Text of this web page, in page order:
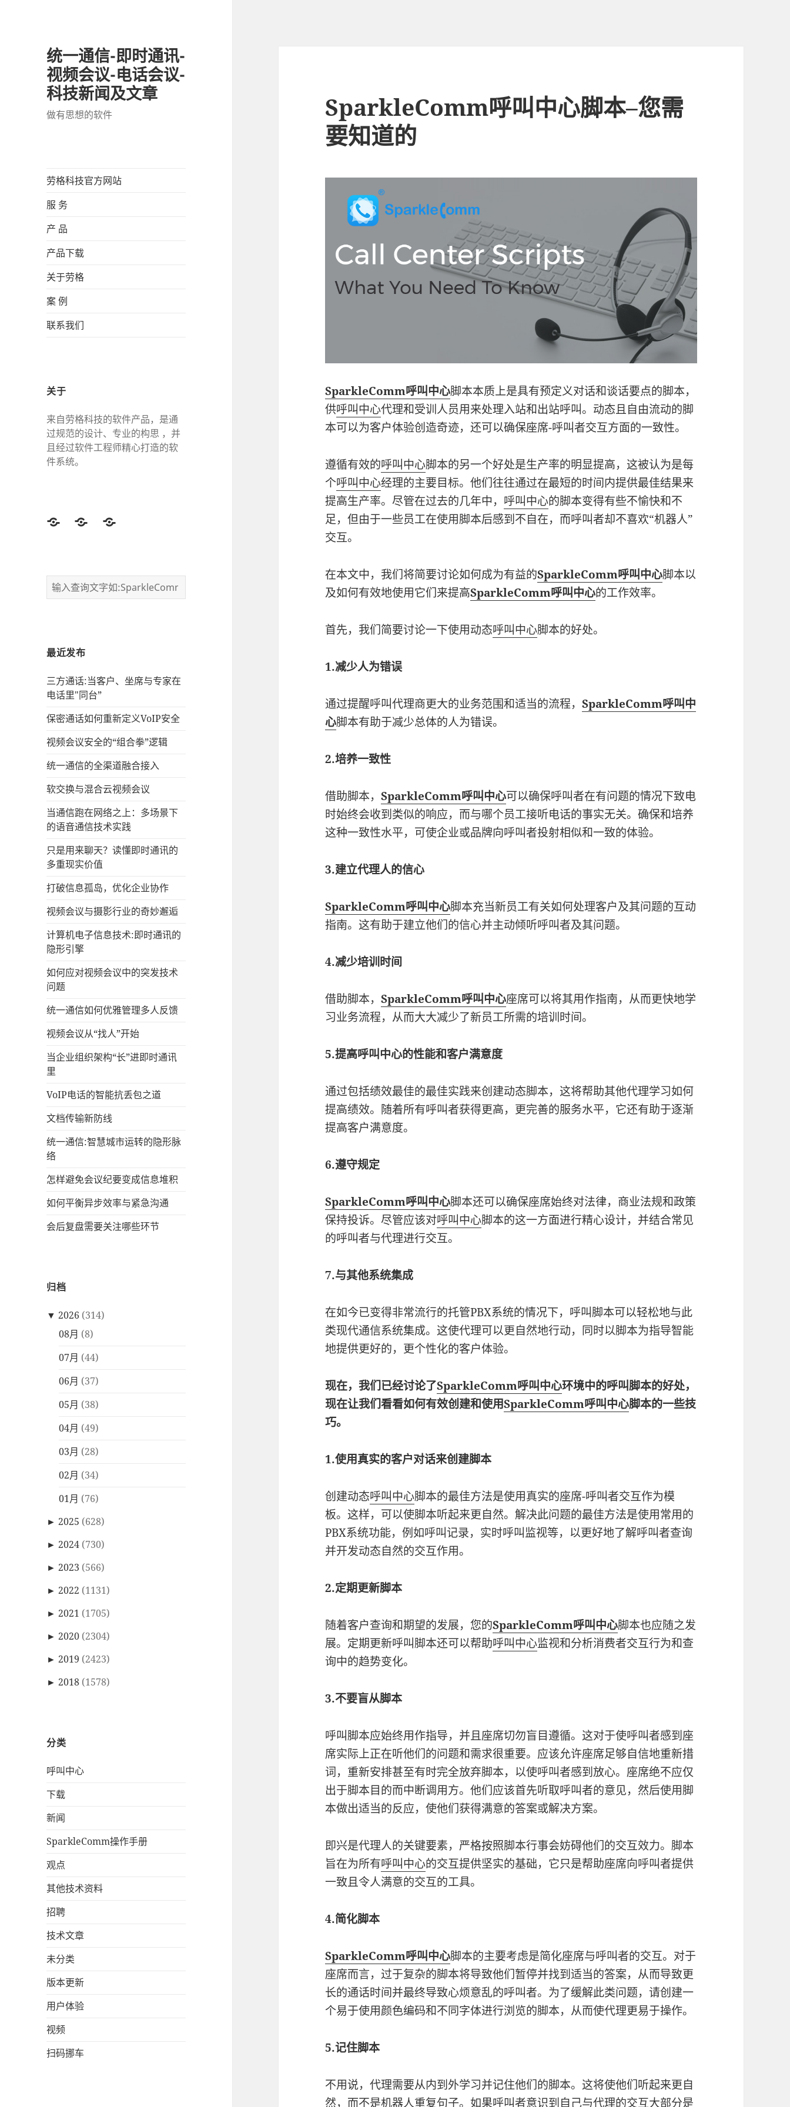
统一通信-即时通讯-
视频会议-电话会议-
科技新闻及文章
做有思想的软件
劳格科技官方网站
服 务
产 品
产品下载
关于劳格
案 例
联系我们
关于
来自劳格科技的软件产品，是通
过规范的设计、专业的构思 ，并
且经过软件工程师精心打造的软
件系统。
TwitterFacebookGoogle
最近发布
三方通话:当客户、坐席与专家在
电话里"同台”
保密通话如何重新定义VoIP安全
视频会议安全的“组合拳”逻辑
统一通信的‌全渠道融合接入
软交换与混合云视频会议
当通信跑在网络之上：多场景下
的语音通信技术实践
只是用来聊天？读懂即时通讯的
多重现实价值
打破信息孤岛，优化企业协作
视频会议与摄影行业的奇妙邂逅
计算机电子信息技术:即时通讯的
隐形引擎
如何应对视频会议中的突发技术
问题
统一通信如何优雅管理多人反馈
视频会议从“找人”开始
当企业组织架构“长”进即时通讯
里
VoIP电话的智能抗丢包之道
文档传输新防线
统一通信:智慧城市运转的隐形脉
络
怎样避免会议纪要变成信息堆积
如何平衡异步效率与紧急沟通
会后复盘需要关注哪些环节
归档
▼ 2026 (314)
08月 (8)
07月 (44)
06月 (37)
05月 (38)
04月 (49)
03月 (28)
02月 (34)
01月 (76)
► 2025 (628)
► 2024 (730)
► 2023 (566)
► 2022 (1131)
► 2021 (1705)
► 2020 (2304)
► 2019 (2423)
► 2018 (1578)
分类
呼叫中心
下载
新闻
SparkleComm操作手册
观点
其他技术资料
招聘
技术文章
未分类
版本更新
用户体验
视频
扫码挪车
SparkleComm呼叫中心脚本–您需
要知道的
SparkleComm呼叫中心脚本本质上是具有预定义对话和谈话要点的脚本，
供呼叫中心代理和受训人员用来处理入站和出站呼叫。动态且自由流动的脚
本可以为客户体验创造奇迹，还可以确保座席-呼叫者交互方面的一致性。
遵循有效的呼叫中心脚本的另一个好处是生产率的明显提高，这被认为是每
个呼叫中​​心经理的主要目标。他们往往通过在最短的时间内提供最佳结果来
提高生产率。尽管在过去的几年中， 呼叫中心的脚本变得有些不愉快和不
足，但由于一些员工在使用脚本后感到不自在，而呼叫者却不喜欢“机器人”
交互。
在本文中，我们将简要讨论如何成为有益的SparkleComm呼叫中心脚本以
及如何有效地使用它们来提高SparkleComm呼叫中心的工作效率。
首先，我们简要讨论一下使用动态呼叫中心脚本的好处。
1.减少人为错误
通过提醒呼叫代理商更大的业务范围和适当的流程，SparkleComm呼叫中
心脚本有助于减少总体的人为错误。
2.培养一致性
借助脚本，SparkleComm呼叫中心可以确保呼叫者在有问题的情况下致电
时始终会收到类似的响应，而与哪个员工接听电话的事实无关。确保和培养
这种一致性水平，可使企业或品牌向呼叫者投射相似和一致的体验。
3.建立代理人的信心
SparkleComm呼叫中心脚本充当新员工有关如何处理客户及其问题的互动
指南。这有助于建立他们的信心并主动倾听呼叫者及其问题。
4.减少培训时间
借助脚本，SparkleComm呼叫中心座席可以将其用作指南，从而更快地学
习业务流程，从而大大减少了新员工所需的培训时间。
5.提高呼叫中心的性能和客户满意度
通过包括绩效最佳的最佳实践来创建动态脚本，这将帮助其他代理学习如何
提高绩效。随着所有呼叫者获得更高，更完善的服务水平，它还有助于逐渐
提高客户满意度。
6.遵守规定
SparkleComm呼叫中心脚本还可以确保座席始终对法律，商业法规和政策
保持投诉。尽管应该对呼叫中心脚本的这一方面进行精心设计，并结合常见
的呼叫者与代理进行交互。
7.与其他系统集成
在如今已变得非常流行的托管PBX系统的情况下，呼叫脚本可以轻松地与此
类现代通信系统集成。这使代理可以更自然地行动，同时以脚本为指导智能
地提供更好的，更个性化的客户体验。
现在，我们已经讨论了SparkleComm呼叫中心环境中的呼叫脚本的好处，
现在让我们看看如何有效创建和使用SparkleComm呼叫中心脚本的一些技
巧。
1.使用真实的客户对话来创建脚本
创建动态呼叫中心脚本的最佳方法是使用真实的座席-呼叫者交互作为模
板。这样，可以使脚本听起来更自然。解决此问题的最佳方法是使用常用的
PBX系统功能，例如呼叫记录，实时呼叫监视等，以更好地了解呼叫者查询
并开发动态自然的交互作用。
2.定期更新脚本
随着客户查询和期望的发展，您的SparkleComm呼叫中心脚本也应随之发
展。定期更新呼叫脚本还可以帮助呼叫中心监视和分析消费者交互行为和查
询中的趋势变化。
3.不要盲从脚本
呼叫脚本应始终用作指导，并且座席切勿盲目遵循。这对于使呼叫者感到座
席实际上正在听他们的问题和需求很重要。应该允许座席足够自信地重新措
词，重新安排甚至有时完全放弃脚本，以使呼叫者感到放心。座席绝不应仅
出于脚本目的而中断调用方。他们应该首先听取呼叫者的意见，然后使用脚
本做出适当的反应，使他们获得满意的答案或解决方案。
即兴是代理人的关键要素，严格按照脚本行事会妨碍他们的交互效力。脚本
旨在为所有呼叫中心的交互提供坚实的基础，它只是帮助座席向呼叫者提供
一致且令人满意的交互的工具。
4.简化脚本
SparkleComm呼叫中心脚本的主要考虑是简化座席与呼叫者的交互。对于
座席而言，过于复杂的脚本将导致他们暂停并找到适当的答案，从而导致更
长的通话时间并最终导致心烦意乱的呼叫者。为了缓解此类问题，请创建一
个易于使用颜色编码和不同字体进行浏览的脚本，从而使代理更易于操作。
5.记住脚本
不用说，代理需要从内到外学习并记住他们的脚本。这将使他们听起来更自
然，而不是机器人重复句子。如果呼叫者意识到自己与代理的交互大部分是